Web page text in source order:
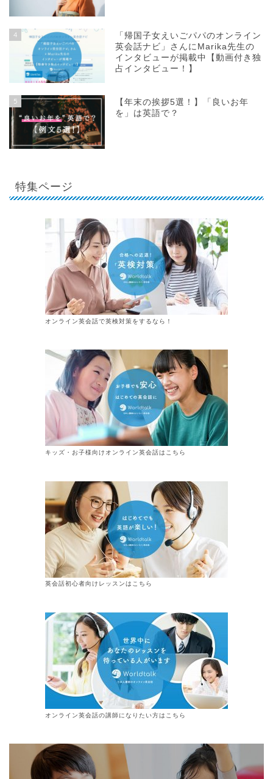
4
「帰国子女えいごパパのオンライン
英会話ナビ」さんにMarika先生の
インタビューが掲載中【動画付き独
占インタビュー！】
5
【年末の挨拶5選！】「良いお年
を」は英語で？
特集ページ
オンライン英会話で英検対策をするなら！
キッズ・お子様向けオンライン英会話はこちら
英会話初心者向けレッスンはこちら
オンライン英会話の講師になりたい方はこちら